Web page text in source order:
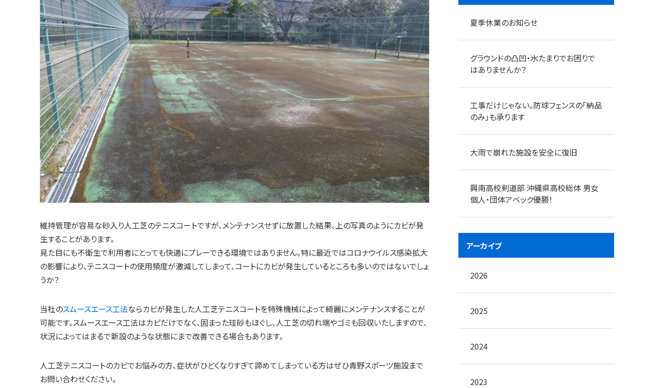
維持管理が容易な砂入り人工芝のテニスコートですが、メンテナンスせずに放置した結果、上の写真のようにカビが発
生することがあります。
見た目にも不衛生で利用者にとっても快適にプレーできる環境ではありません。特に最近ではコロナウイルス感染拡大
の影響により、テニスコートの使用頻度が激減してしまって、コートにカビが発生しているところも多いのではないでしょ
うか？
当社のスムースエース工法ならカビが発生した人工芝テニスコートを特殊機械によって綺麗にメンテナンスすることが
可能です。スムースエース工法はカビだけでなく、固まった珪砂もほぐし、人工芝の切れ端やゴミも回収いたしますので、
状況によってはまるで新設のような状態にまで改善できる場合もあります。
人工芝テニスコートのカビでお悩みの方、症状がひどくなりすぎて諦めてしまっている方はぜひ青野スポーツ施設まで
お問い合わせください。
夏季休業のお知らせ
グラウンドの凸凹・水たまりでお困りで
はありませんか？
工事だけじゃない。防球フェンスの「納品
のみ」も承ります
大雨で崩れた施設を安全に復旧
興南高校剣道部 沖縄県高校総体 男女
個人・団体アベック優勝！
アーカイブ
2026
2025
2024
2023